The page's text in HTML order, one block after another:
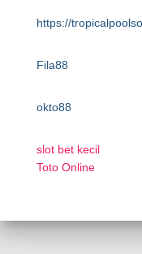
https://
Fila88
okto88
slot bet kecil
Toto Online